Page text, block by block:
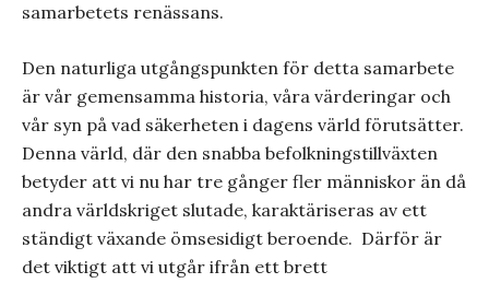
samarbetets renässans.
Den naturliga utgångspunkten för detta samarbete
är vår gemensamma historia, våra värderingar och
vår syn på vad säkerheten i dagens värld förutsätter.
Denna värld, där den snabba befolkningstillväxten
betyder att vi nu har tre gånger fler människor än då
andra världskriget slutade, karaktäriseras av ett
ständigt växande ömsesidigt beroende. Därför är
det viktigt att vi utgår ifrån ett brett